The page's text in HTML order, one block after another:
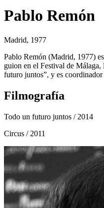
Pablo Remón
Madrid, 1977
Pablo Remón (Madrid, 1977)
guion en el Festival de
futuro juntos”, y es
Filmografía
Todo un futuro juntos / 2014
Circus / 2011